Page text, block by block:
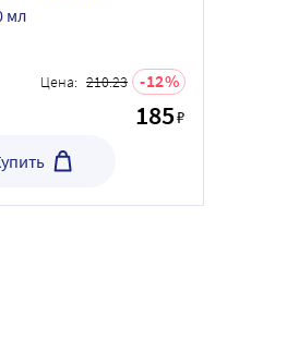
мл
Цена: 210.23 12
185₽